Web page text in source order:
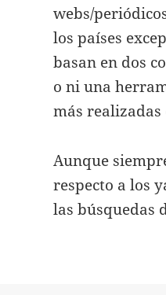
webs/
los países
basan en dos
o ni una
más
Aunque
respecto a los
las búsquedas